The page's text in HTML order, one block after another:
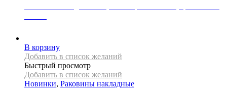
В корзину
Добавить в список желаний
Быстрый просмотр
Добавить в список желаний
Новинки, Раковины накладные